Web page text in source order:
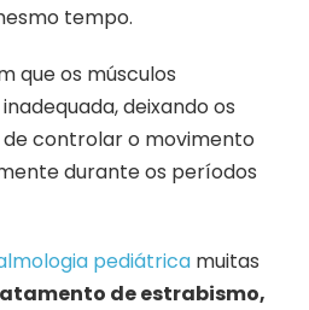
tempo.
que os músculos
deixando os
de controlar o movimento
durante os períodos
pediátrica muitas
de estrabismo,